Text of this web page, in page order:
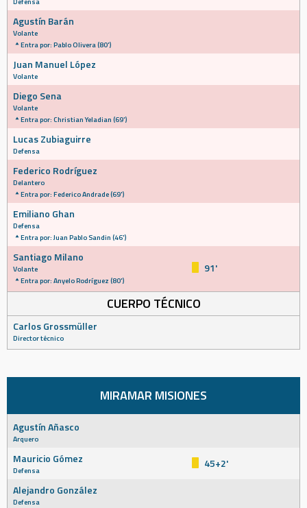
Agustín Barán
Volante
Entra por: Pablo Olivera (80')
Juan Manuel López
Volante
Diego Sena
Volante
Entra por: Christian Yeladian (69')
Lucas Zubiaguirre
Defensa
Federico Rodríguez
Delantero
Entra por: Federico Andrade (69')
Emiliano Ghan
Defensa
Entra por: Juan Pablo Sandin (46')
Santiago Milano
Volante
Entra por: Anyelo Rodríguez (80')
91'
CUERPO TÉCNICO
Carlos Grossmüller
Director técnico
MIRAMAR MISIONES
Agustín Añasco
Arquero
Mauricio Gómez
Defensa
45+2'
Alejandro González
Defensa